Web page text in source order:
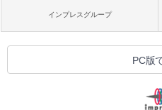
インプレスグループ
PC版